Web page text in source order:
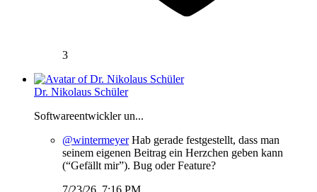
3
Dr. Nikolaus Schüler
Softwareentwickler un...
@wintermeyerHab gerade festgestellt, dass man
seinem eigenen Beitrag ein Herzchen geben kann
(“Gefällt mir”). Bug oder Feature?
7/23/26, 7:16 PM